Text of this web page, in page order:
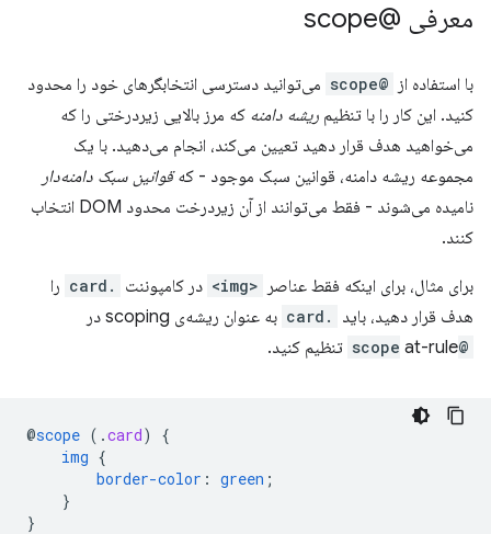
معرفی @scope
با استفاده از @scope
می‌توانید دسترسی انتخابگرهای خود را محدود
کنید. این کار را با تنظیم ریشه دامنه که مرز بالایی زیردرختی را که
می‌خواهید هدف قرار دهید تعیین می‌کند، انجام می‌دهید. با یک
مجموعه ریشه دامنه، قوانین سبک موجود - کهقوانین سبک دامنه‌دار
نامیده می‌شوند - فقط می‌توانند از آن زیردرخت محدود DOM انتخاب
کنند.
برای مثال، برای اینکه فقط عناصر <img> در کامپوننت .card
را
هدف قرار دهید، باید
.card به عنوان ریشه‌ی scoping در
@scopeat-rule‎ تنظیم کنید.
@scope ( .card)
{
img {
border-color : green ;
}
}